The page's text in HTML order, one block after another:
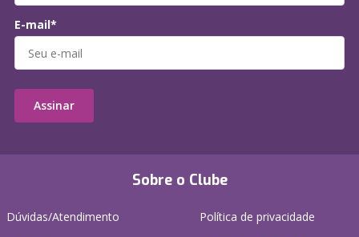
Sobre o Clube
Dúvidas/Atendimento
Política de privacidade
E-mail*
Assinar